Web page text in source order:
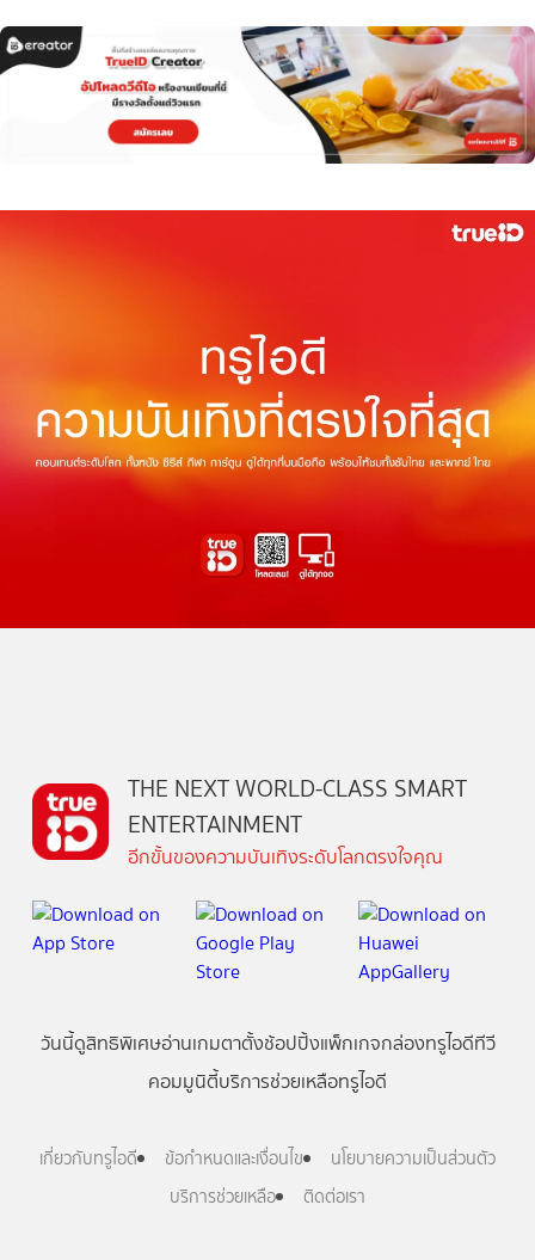
THE NEXT WORLD-CLASS SMART
ENTERTAINMENT
อีกขั้นของความบันเทิงระดับโลกตรงใจคุณ
วันนี้ดูสิทธิพิเศษอ่านเกมตาตั้งช้อปปิ้งแพ็กเกจกล่องทรูไอดีทีวี
คอมมูนิตี้บริการช่วยเหลือทรูไอดี
เกี่ยวกับทรูไอดี ข้อกำหนดและเงื่อนไข
นโยบายความเป็นส่วนตัว
บริการช่วยเหลือ
ติดต่อเรา